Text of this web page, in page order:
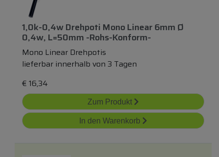
1,0k-0,4w Drehpoti Mono Linear 6mm Ø
0,4w, L=50mm -rohs-Konform-
Mono Linear Drehpotis
lieferbar innerhalb von 3 Tagen
€ 16,34
Zum Produkt
In den Warenkorb